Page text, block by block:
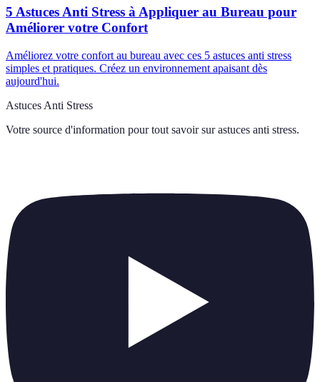
5 Astuces Anti Stress à Appliquer au Bureau pour
Améliorer votre Confort
Améliorez votre confort au bureau avec ces 5 astuces anti stress
simples et pratiques. Créez un environnement apaisant dès
aujourd'hui.
Astuces Anti Stress
Votre source d'information pour tout savoir sur astuces anti stress.